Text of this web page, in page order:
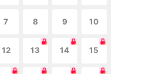
7 8 9 10
12 13 14 15